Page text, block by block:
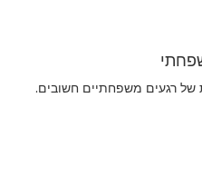
של רגעים משפחתיים חשובים.